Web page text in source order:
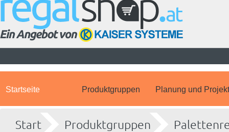
Startseite Produktgruppen Planung und
Start Produktgruppen